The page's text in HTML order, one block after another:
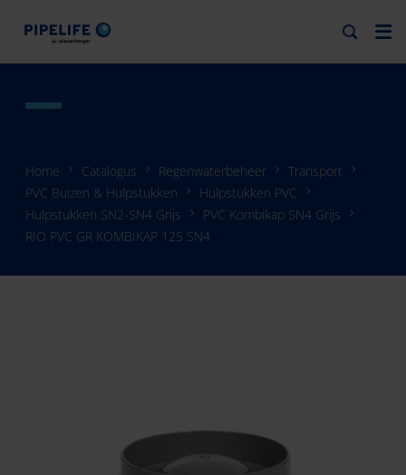
Home Catalogus Regenwaterbeheer
Transport
PVC Buizen & Hulpstukken
Hulpstukken PVC
Hulpstukken SN2-SN4 Grijs
PVC Kombikap SN4 Grijs
RIO PVC GR KOMBIKAP 125 SN4